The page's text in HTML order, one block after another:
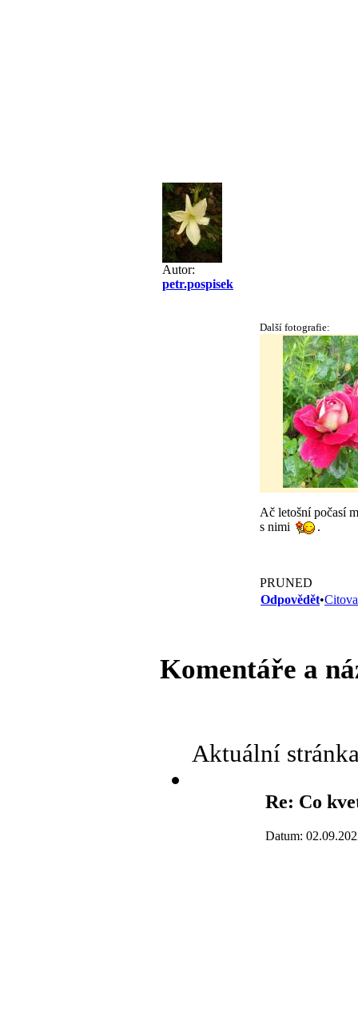
Autor:
petr.pospisek
Další fotografie:
Ač letošní počasí
s nimi
.
PRUNED
Odpovědět•
Komentáře a
Aktuální
Re: Co
Datum: